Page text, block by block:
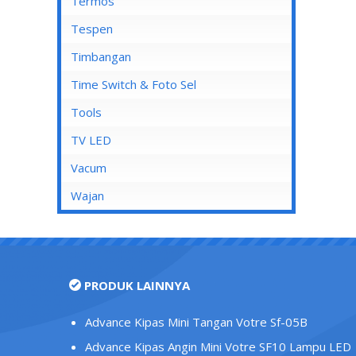
Stop Kontak AC
Stop Kontak CP
Stop Kontak Dinding
Stop Kontak Isi 2
Stop Kontak LAN/Data
Stop Kontak Lantai
Stop Kontak Telepon
Stop Kontak TV/Antena
Tutup Stop Kontak
Tespen
Timbangan
Time Switch & Foto Sel
Tools
TV LED
Vacum
Wajan
PRODUK LAINNYA
Advance Kipas Mini Tangan Votre Sf-05B
Advance Kipas Angin Mini Votre SF10 Lampu LED